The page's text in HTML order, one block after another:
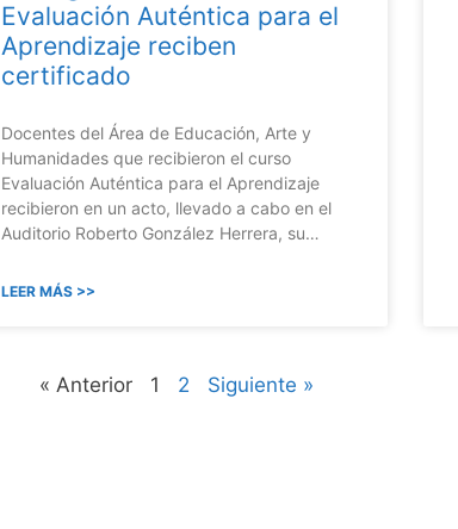
Evaluación Auténtica para el
Aprendizaje reciben
certificado
Docentes del Área de Educación, Arte y
Humanidades que recibieron el curso
Evaluación Auténtica para el Aprendizaje
recibieron en un acto, llevado a cabo en el
Auditorio Roberto González Herrera, su…
LEER MÁS >>
« Anterior 1 2 Siguiente »